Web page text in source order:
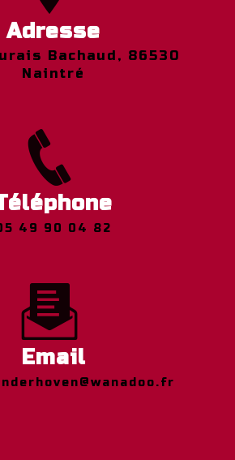
Adresse
Naintré
05 49 90 04 82
Email